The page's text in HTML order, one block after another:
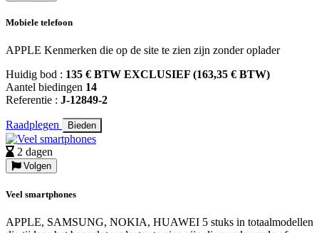
Mobiele telefoon
APPLE Kenmerken die op de site te zien zijn zonder oplader
Huidig bod : 135 € BTW EXCLUSIEF (163,35 € BTW)
Aantel biedingen 14
Referentie : J-12849-2
Raadplegen Bieden
2 dagen
Volgen
Veel smartphones
APPLE, SAMSUNG, NOKIA, HUAWEI 5 stuks in totaalmodellen